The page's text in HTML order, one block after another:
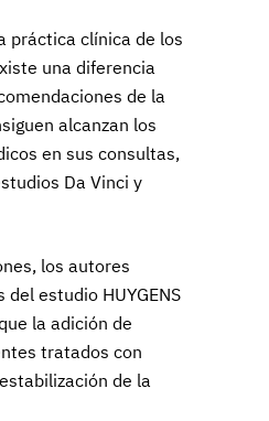
práctica clínica de los
una diferencia
de la
alcanzan los
en sus consultas,
Da Vinci y
los autores
estudio HUYGENS
la adición de
tratados con
de la